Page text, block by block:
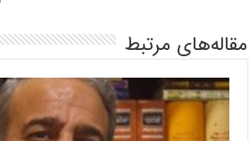
مقاله‌های مرتبط